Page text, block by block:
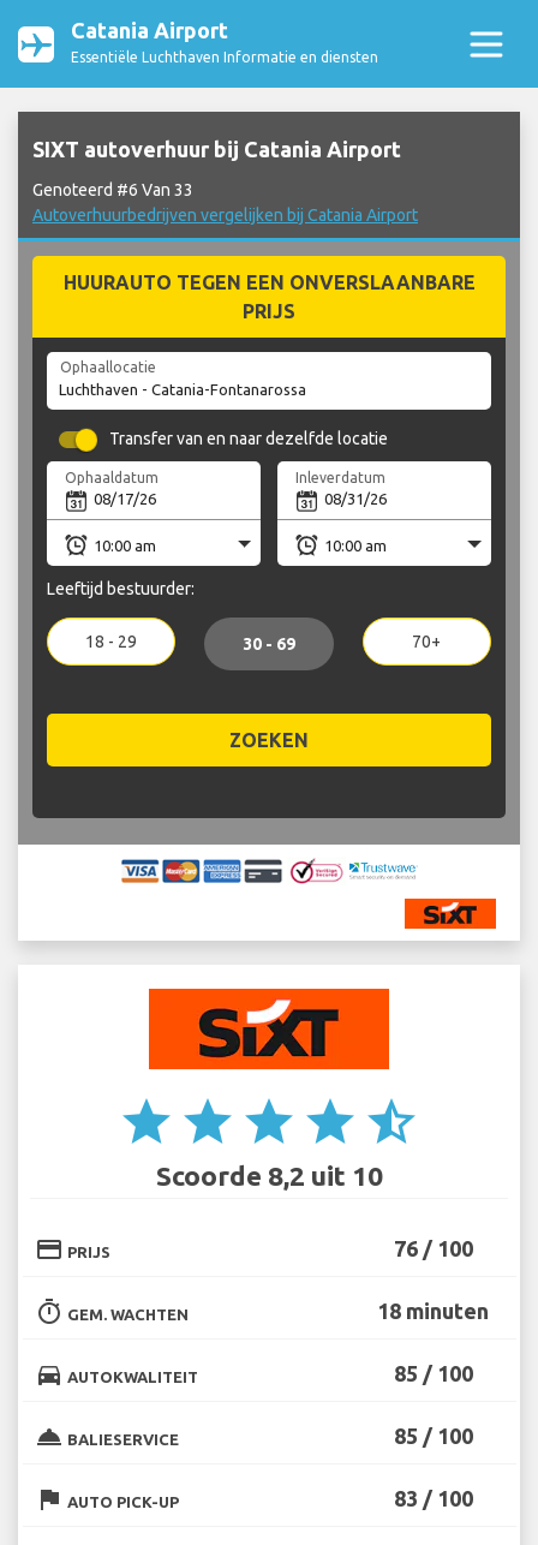
Catania Airport
Essentiële Luchthaven Informatie en diensten
SIXT autoverhuur bij Catania Airport
Genoteerd #6 Van 33
Autoverhuurbedrijven vergelijken bij Catania Airport
HUURAUTO TEGEN EEN ONVERSLAANBARE
PRIJS
Ophaallocatie
Transfer van en naar dezelfde locatie
Ophaaldatum Inleverdatum
Leeftijd bestuurder:
18 - 29 30 - 69 70+
ZOEKEN
star star star star star_half
Scoorde 8,2 uit 10
credit_card PRIJS 76 / 100
timer GEM. WACHTEN 18 minuten
directions_car AUTOKWALITEIT 85 / 100
room_service BALIESERVICE 85 / 100
flag AUTO PICK-UP 83 / 100